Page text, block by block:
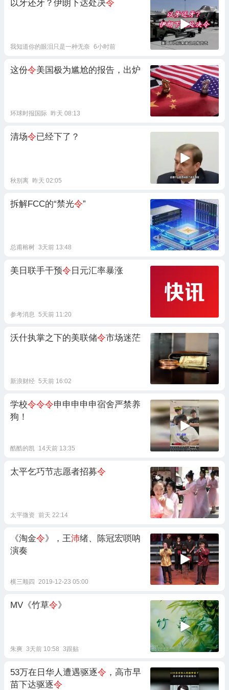
以牙还牙？伊朗下达处决令
我知道你的眼泪只是一种无奈 6小时前
这份令美国极为尴尬的报告，出炉
环球时报国际 昨天 08:13
清场令已经下了？
秋别离 昨天 02:05
拆解FCC的“禁光令”
总甫榕树 3天前 13:48
美日联手干预令 日元汇率暴涨
参考消息 5天前 11:20
沃什执掌之下的美联储令市场迷茫
新浪财经 5天前 16:02
学校令令令申申申申申宿舍严禁养
狗！
酷酷的凯 14天前 13:35
太平乞巧节志愿者招募令
太平微资 前天 22:14
《淘金令》，王沛绪、陈冠宏唢呐
演奏
横三顺四 2019-12-23 05:00
MV《竹草令》
朱爽 3天前 10:58 3跟贴
53万在日华人遭遇驱逐令 ，高市早
苗下达驱逐令